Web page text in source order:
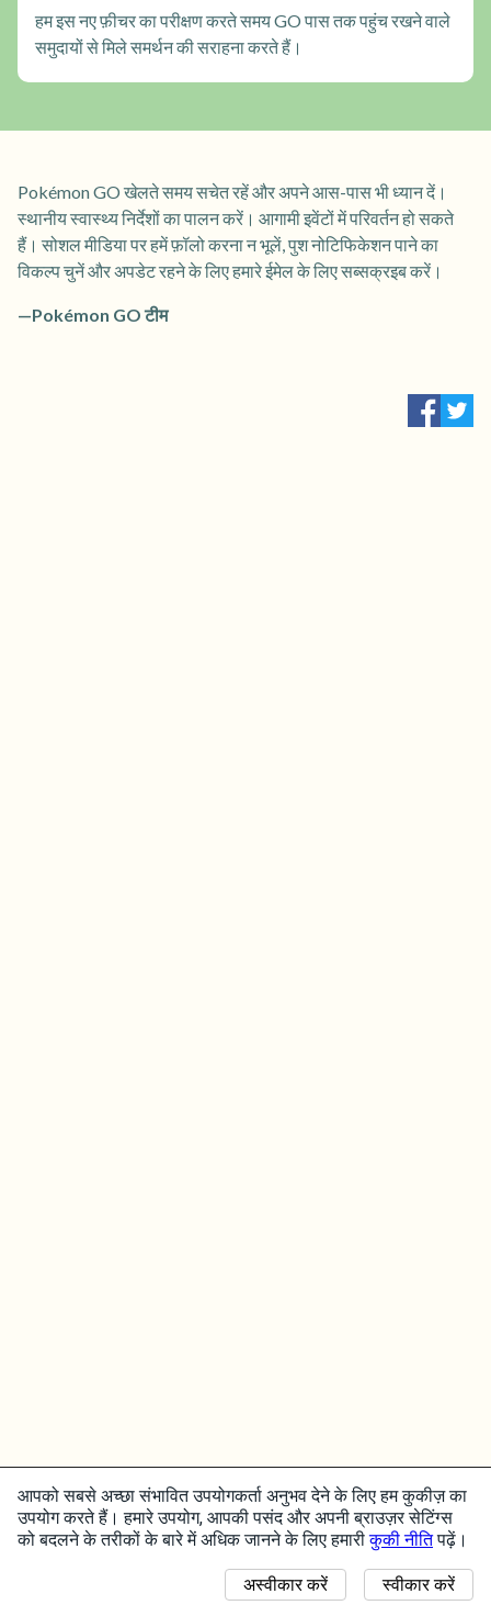
हम इस नए फ़ीचर का परीक्षण करते समय GO पास तक पहुंच रखने वाले
समुदायों से मिले समर्थन की सराहना करते हैं।
Pokémon GO खेलते समय सचेत रहें और अपने आस-पास भी ध्यान दें।
स्थानीय स्वास्थ्य निर्देशों का पालन करें। आगामी इवेंटों में परिवर्तन हो सकते
हैं। सोशल मीडिया पर हमें फ़ॉलो करना न भूलें, पुश नोटिफिकेशन पाने का
विकल्प चुनें और अपडेट रहने के लिए हमारे ईमेल के लिए सब्सक्रइब करें।
—Pokémon GO टीम
आपको सबसे अच्छा संभावित उपयोगकर्ता अनुभव देने के लिए हम कुकीज़ का
उपयोग करते हैं। हमारे उपयोग, आपकी पसंद और अपनी ब्राउज़र सेटिंग्स
को बदलने के तरीकों के बारे में अधिक जानने के लिए हमारीकुकी नीतिपढ़ें।
स्वीकार करें
अस्वीकार करें